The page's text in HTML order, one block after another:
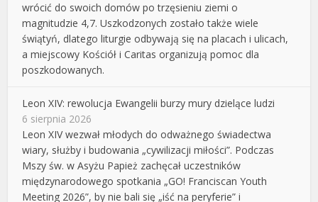
wrócić do swoich domów po trzęsieniu ziemi o
magnitudzie 4,7. Uszkodzonych zostało także wiele
świątyń, dlatego liturgie odbywają się na placach i ulicach,
a miejscowy Kościół i Caritas organizują pomoc dla
poszkodowanych.
Leon XIV: rewolucja Ewangelii burzy mury dzielące ludzi
6 sierpnia 2026
Leon XIV wezwał młodych do odważnego świadectwa
wiary, służby i budowania „cywilizacji miłości”. Podczas
Mszy św. w Asyżu Papież zachęcał uczestników
międzynarodowego spotkania „GO! Franciscan Youth
Meeting 2026”, by nie bali się „iść na peryferie” i